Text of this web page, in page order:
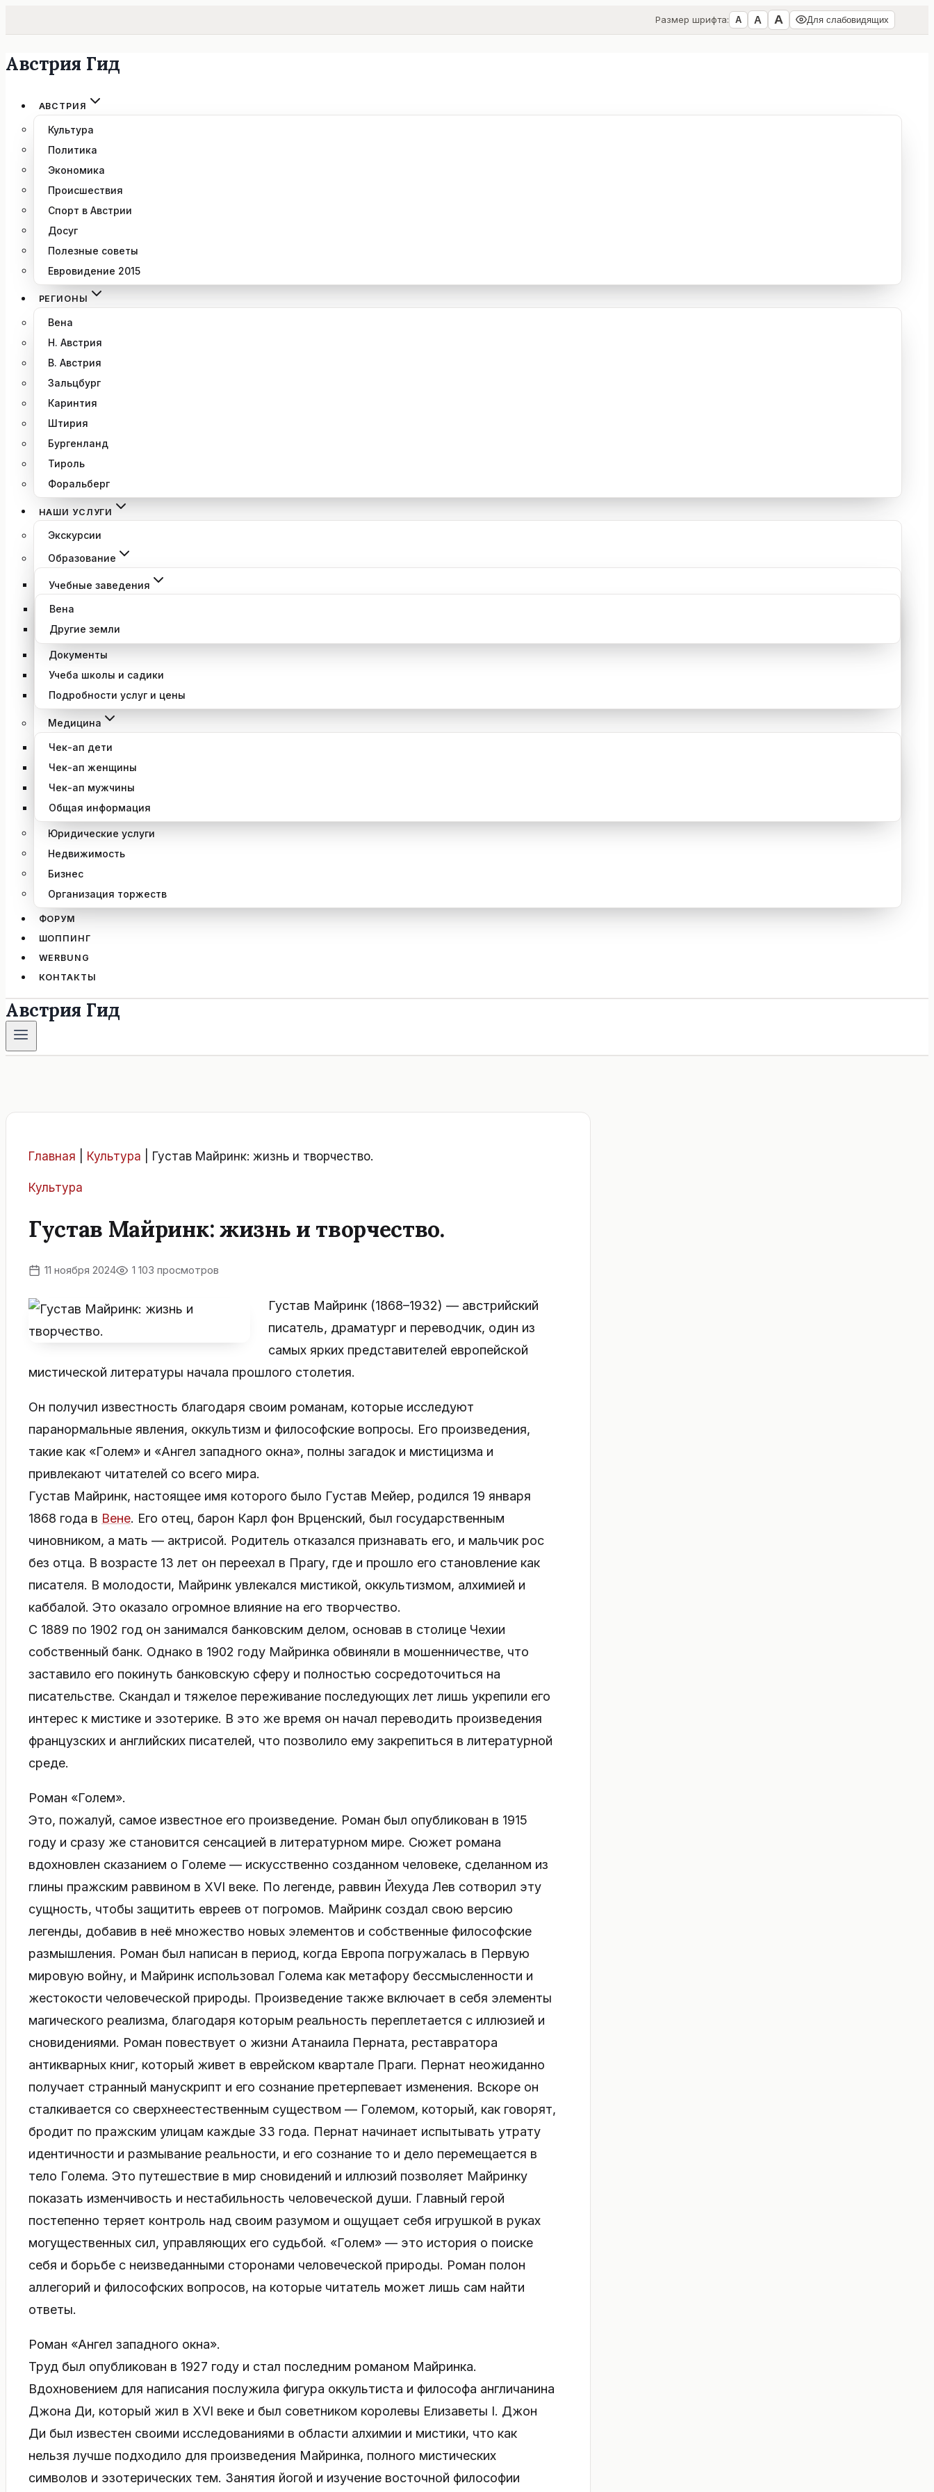
Размер шрифта: А А А Для слабовидящих
Перейти
содержимому
Австрия Гид
АВСТРИЯ
Культура
Политика
Экономика
Происшествия
Спорт в Австрии
Досуг
Полезные советы
Евровидение 2015
РЕГИОНЫ
Вена
Н. Австрия
В. Австрия
Зальцбург
Каринтия
Штирия
Бургенланд
Тироль
Форальберг
НАШИ УСЛУГИ
Экскурсии
Образование
Учебные заведения
Вена
Другие земли
Документы
Учеба школы и садики
Подробности услуг и цены
Медицина
Чек-ап дети
Чек-ап женщины
Чек-ап мужчины
Общая информация
Юридические услуги
Недвижимость
Бизнес
Организация торжеств
ФОРУМ
ШОППИНГ
WERBUNG
КОНТАКТЫ
Австрия Гид
Главная Культура Густав Майринк: жизнь и творчество.
Культура
Густав Майринк: жизнь и творчество.
11 ноября 2024 1 103 просмотров
Густав Майринк (1868–1932) — австрийский
писатель, драматург и переводчик, один из
самых ярких представителей европейской
мистической литературы начала прошлого столетия.
Он получил известность благодаря своим романам, которые исследуют
паранормальные явления, оккультизм и философские вопросы. Его произведения,
такие как «Голем» и «Ангел западного окна», полны загадок и мистицизма и
привлекают читателей со всего мира.
Густав Майринк, настоящее имя которого было Густав Мейер, родился 19 января
1868 года в Вене. Его отец, барон Карл фон Врценский, был государственным
чиновником, а мать — актрисой. Родитель отказался признавать его, и мальчик рос
без отца. В возрасте 13 лет он переехал в Прагу, где и прошло его становление как
писателя. В молодости, Майринк увлекался мистикой, оккультизмом, алхимией и
каббалой. Это оказало огромное влияние на его творчество.
С 1889 по 1902 год он занимался банковским делом, основав в столице Чехии
собственный банк. Однако в 1902 году Майринка обвиняли в мошенничестве, что
заставило его покинуть банковскую сферу и полностью сосредоточиться на
писательстве. Скандал и тяжелое переживание последующих лет лишь укрепили его
интерес к мистике и эзотерике. В это же время он начал переводить произведения
французских и английских писателей, что позволило ему закрепиться в литературной
среде.
Роман «Голем».
Это, пожалуй, самое известное его произведение. Роман был опубликован в 1915
году и сразу же становится сенсацией в литературном мире. Сюжет романа
вдохновлен сказанием о Големе — искусственно созданном человеке, сделанном из
глины пражским раввином в XVI веке. По легенде, раввин Йехуда Лев сотворил эту
сущность, чтобы защитить евреев от погромов. Майринк создал свою версию
легенды, добавив в неё множество новых элементов и собственные философские
размышления. Роман был написан в период, когда Европа погружалась в Первую
мировую войну, и Майринк использовал Голема как метафору бессмысленности и
жестокости человеческой природы. Произведение также включает в себя элементы
магического реализма, благодаря которым реальность переплетается с иллюзией и
сновидениями. Роман повествует о жизни Атанаила Перната, реставратора
антикварных книг, который живет в еврейском квартале Праги. Пернат неожиданно
получает странный манускрипт и его сознание претерпевает изменения. Вскоре он
сталкивается со сверхнеестественным существом — Големом, который, как говорят,
бродит по пражским улицам каждые 33 года. Пернат начинает испытывать утрату
идентичности и размывание реальности, и его сознание то и дело перемещается в
тело Голема. Это путешествие в мир сновидений и иллюзий позволяет Майринку
показать изменчивость и нестабильность человеческой души. Главный герой
постепенно теряет контроль над своим разумом и ощущает себя игрушкой в руках
могущественных сил, управляющих его судьбой. «Голем» — это история о поиске
себя и борьбе с неизведанными сторонами человеческой природы. Роман полон
аллегорий и философских вопросов, на которые читатель может лишь сам найти
ответы.
Роман «Ангел западного окна».
Труд был опубликован в 1927 году и стал последним романом Майринка.
Вдохновением для написания послужила фигура оккультиста и философа англичанина
Джона Ди, который жил в XVI веке и был советником королевы Елизаветы I. Джон
Ди был известен своими исследованиями в области алхимии и мистики, что как
нельзя лучше подходило для произведения Майринка, полного мистических
символов и эзотерических тем. Занятия йогой и изучение восточной философии